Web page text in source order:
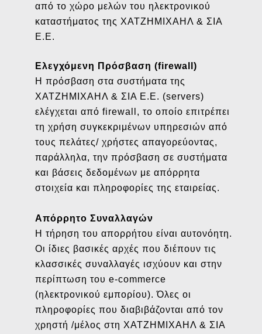
από το χώρο μελών του ηλεκτρονικού
καταστήματος της ΧΑΤΖΗΜΙΧΑΗΛ & ΣΙΑ
Ε.Ε.
Ελεγχόμενη Πρόσβαση (firewall)
Η πρόσβαση στα συστήματα της
ΧΑΤΖΗΜΙΧΑΗΛ & ΣΙΑ Ε.Ε. (servers)
ελέγχεται από firewall, το οποίο επιτρέπει
τη χρήση συγκεκριμένων υπηρεσιών από
τους πελάτες/ χρήστες απαγορεύοντας,
παράλληλα, την πρόσβαση σε συστήματα
και βάσεις δεδομένων με απόρρητα
στοιχεία και πληροφορίες της εταιρείας.
Απόρρητο Συναλλαγών
Η τήρηση του απορρήτου είναι αυτονόητη.
Οι ίδιες βασικές αρχές που διέπουν τις
κλασσικές συναλλαγές ισχύουν και στην
περίπτωση του e-commerce
(ηλεκτρονικού εμπορίου). Όλες οι
πληροφορίες που διαβιβάζονται από τον
χρηστή /μέλος στη ΧΑΤΖΗΜΙΧΑΗΛ & ΣΙΑ